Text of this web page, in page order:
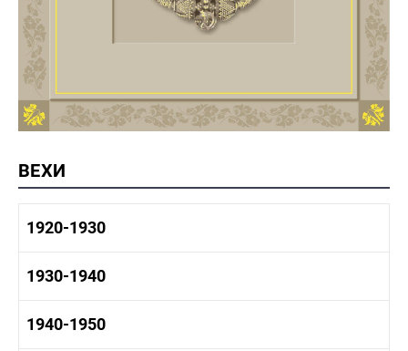
ВЕХИ
1920-1930
1920-1930 история
1920-1930 культура
1930-1940
1930-1940 история
1940-1950